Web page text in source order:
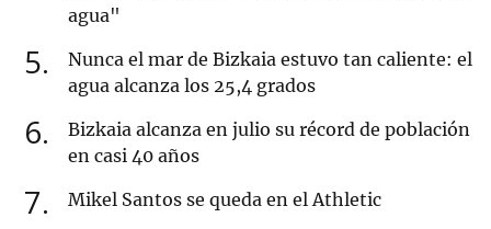
agua"
5
Nunca el mar de Bizkaia estuvo tan caliente: el
agua alcanza los 25,4 grados
6
Bizkaia alcanza en julio su récord de población
en casi 40 años
7 Mikel Santos se queda en el Athletic